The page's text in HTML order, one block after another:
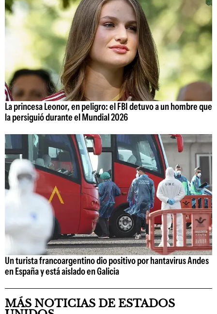
La princesa Leonor, en peligro: el FBI detuvo a un hombre que
la persiguió durante el Mundial 2026
Un turista francoargentino dio positivo por hantavirus Andes
en España y está aislado en Galicia
MÁS NOTICIAS DE ESTADOS